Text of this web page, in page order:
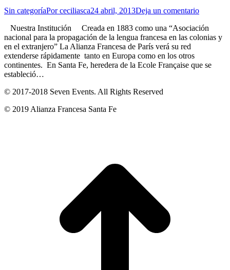
Sin categoríaPorceciliasca24 abril, 2013Deja un comentario
Nuestra Institución Creada en 1883 como una “Asociación
nacional para la propagación de la lengua francesa en las colonias y
en el extranjero” La Alianza Francesa de París verá su red
extenderse rápidamente tanto en Europa como en los otros
continentes. En Santa Fe, heredera de la Ecole Française que se
estableció…
© 2017-2018 Seven Events. All Rights Reserved
© 2019 Alianza Francesa Santa Fe